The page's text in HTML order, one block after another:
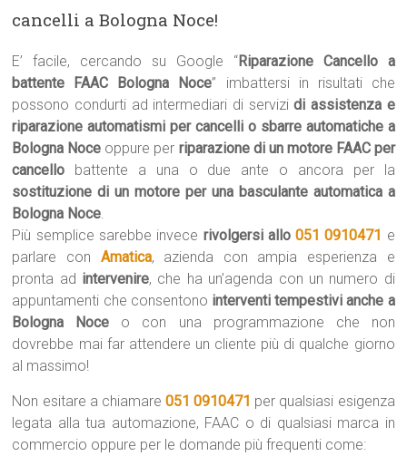
cancelli a Bologna Noce!
E’ facile, cercando su Google “Riparazione Cancello a
battente FAAC Bologna Noce” imbattersi in risultati che
possono condurti ad intermediari di servizidi assistenza e
riparazione automatismi per cancelli o sbarre automatiche a
Bologna Noce oppure per riparazione di un motore FAAC per
cancello battente a una o due ante o ancora per la
sostituzione di un motore per una basculante automatica a
Bologna Noce.
Più semplice sarebbe invece rivolgersi allo051 0910471 e
parlare con Amatica, azienda con ampia esperienza e
pronta ad intervenire, che ha un’agenda con un numero di
appuntamenti che consentono interventi tempestivi anche a
Bologna Noce o con una programmazione che non
dovrebbe mai far attendere un cliente più di qualche giorno
al massimo!
Non esitare a chiamare 051 0910471 per qualsiasi esigenza
legata alla tua automazione, FAAC o di qualsiasi marca in
commercio oppure per le domande più frequenti come: